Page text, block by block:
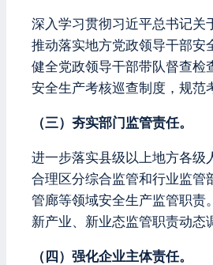
深入学习贯彻习近平总书记关
推动落实地方党政领导干部安
健全党政领导干部带队督查检
安全生产考核巡查制度，规范
（三）夯实部门监管责任。
进一步落实县级以上地方各级
合理区分综合监管和行业监管
管廊等领域安全生产监管职责
新产业、新业态监管职责动态
（四）强化企业主体责任。